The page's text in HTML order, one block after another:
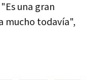
una gran
mucho todavía",